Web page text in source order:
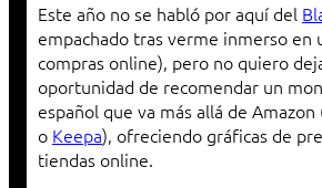
Este año no se habló por aquí del
empachado tras verme inmerso en
compras online), pero no quiero
oportunidad de recomendar un
español que va más allá de Amazon
o Keepa), ofreciendo gráficas de
tiendas online.